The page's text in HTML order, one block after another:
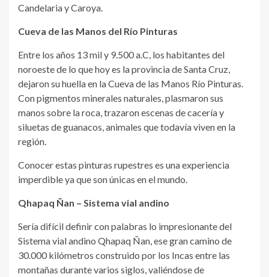
Candelaria y Caroya.
Cueva de las Manos del Río Pinturas
Entre los años 13 mil y 9.500 a.C, los habitantes del
noroeste de lo que hoy es la provincia de Santa Cruz,
dejaron su huella en la Cueva de las Manos Río Pinturas.
Con pigmentos minerales naturales, plasmaron sus
manos sobre la roca, trazaron escenas de cacería y
siluetas de guanacos, animales que todavía viven en la
región.
Conocer estas pinturas rupestres es una experiencia
imperdible ya que son únicas en el mundo.
Qhapaq Ñan – Sistema vial andino
Sería difícil definir con palabras lo impresionante del
Sistema vial andino Qhapaq Ñan, ese gran camino de
30.000 kilómetros construido por los Incas entre las
montañas durante varios siglos, valiéndose de